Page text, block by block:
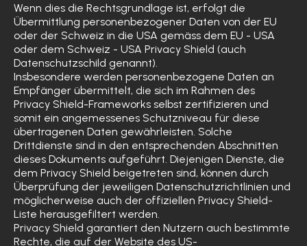
Wenn dies die Rechtsgrundlage ist, erfolgt die
Übermittlung personenbezogener Daten von der EU
oder der Schweiz in die USA gemäss dem EU - USA
oder dem Schweiz - USA Privacy Shield (auch
Datenschutzschild genannt).
Insbesondere werden personenbezogene Daten an
Empfänger übermittelt, die sich im Rahmen des
Privacy Shield-Frameworks selbst zertifizieren und
somit ein angemessenes Schutzniveau für diese
übertragenen Daten gewährleisten. Solche
Drittdienste sind in den entsprechenden Abschnitten
dieses Dokuments aufgeführt. Diejenigen Dienste, die
dem Privacy Shield beigetreten sind, können durch
Überprüfung der jeweiligen Datenschutzrichtlinien und
möglicherweise auch der offiziellen Privacy Shield-
Liste herausgefiltert werden.
Privacy Shield garantiert den Nutzern auch bestimmte
Rechte, die auf der Website des US-